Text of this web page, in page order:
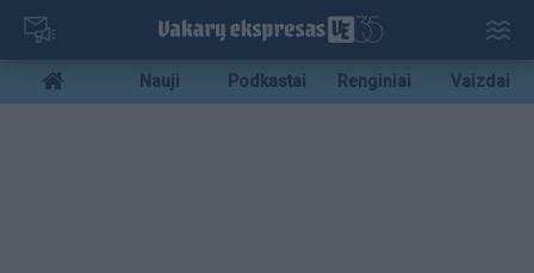
Pereiti
pagrindinį
turinį
Mobile
menu
Nauji Podkastai Renginiai Vaizdai